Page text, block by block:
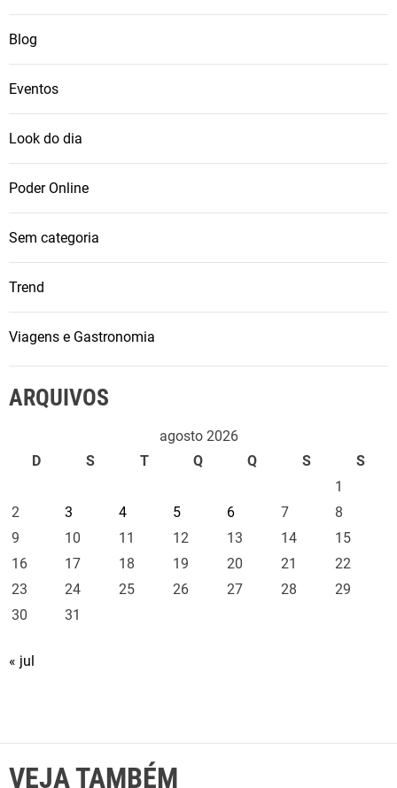
Blog
Eventos
Look do dia
Poder Online
Sem categoria
Trend
Viagens e Gastronomia
ARQUIVOS
agosto 2026
D
S T Q Q S
S
1
2
3 4 5 6 7
8
9
10 11 12 13 14
15
16
17 18 19 20 21
22
23
24 25 26 27 28
29
30
31
« jul
VEJA TAMBÉM